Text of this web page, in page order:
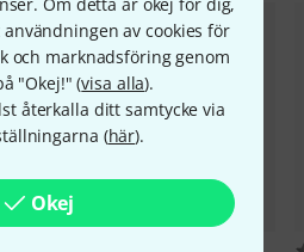
av cookies för
och marknadsföring genom
"Okej!" (visa alla).
återkalla ditt samtycke via
(här).
Okej